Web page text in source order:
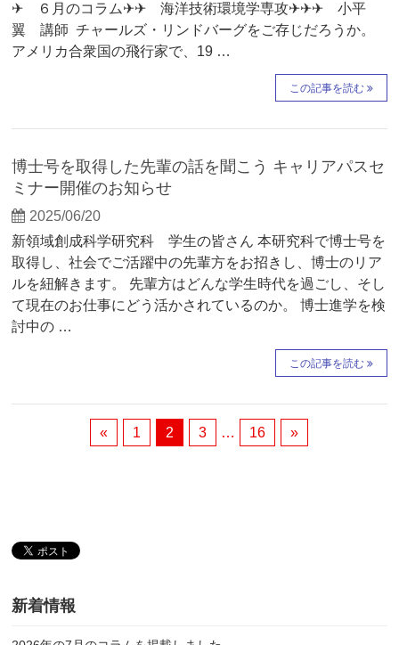
✈ ６月のコラム✈✈ 海洋技術環境学専攻✈✈✈ 小平
翼 講師 チャールズ・リンドバーグをご存じだろうか。
アメリカ合衆国の飛行家で、19 …
この記事を読む
博士号を取得した先輩の話を聞こう キャリアパスセ
ミナー開催のお知らせ
2025/06/20
新領域創成科学研究科 学生の皆さん 本研究科で博士号を
取得し、社会でご活躍中の先輩方をお招きし、博士のリア
ルを紐解きます。 先輩方はどんな学生時代を過ごし、そし
て現在のお仕事にどう活かされているのか。 博士進学を検
討中の …
この記事を読む
« 1 2 3 … 16 »
新着情報